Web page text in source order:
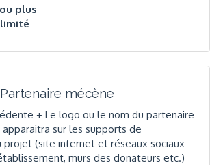
plus
Partenaire mécène
+ Le logo ou le nom du partenaire
sur les supports de
projet (site internet et réseaux sociaux
murs des donateurs etc.)